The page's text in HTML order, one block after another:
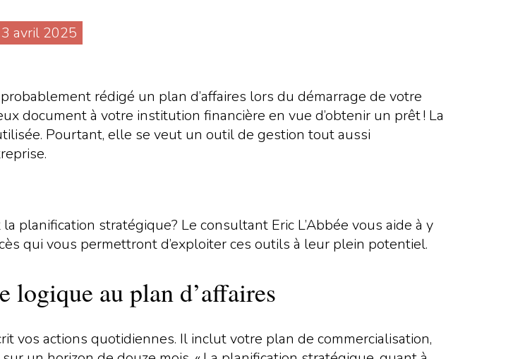
3 avril 2025
rédigé un plan d’affaires lors du démarrage de votre
document à votre institution financière en vue d’obtenir un prêt ! La
Pourtant, elle se veut un outil de gestion tout aussi
planification stratégique? Le consultant Eric L’Abbée vous aide à y
qui vous permettront d’exploiter ces outils à leur plein potentiel.
logique au plan d’affaires
vos actions quotidiennes. Il inclut votre plan de commercialisation,